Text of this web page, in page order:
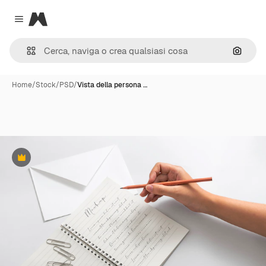
Close menu
Magnific
Cerca
Home/Stock/PSD/Vista della persona …
Premium